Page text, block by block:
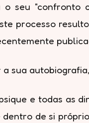
seu "confronto
processo
sua
e todas as
de si